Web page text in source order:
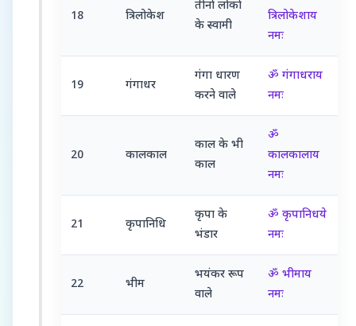
18 त्रिलोकेश
तीनों लोकों
के स्वामी
त्रिलोकेशाय
नमः
19 गंगाधर
गंगा धारण
करने वाले
ॐ गंगाधराय
नमः
20 कालकाल
काल के भी
काल
ॐ
कालकालाय
नमः
21 कृपानिधि
कृपा के
भंडार
ॐ कृपानिधये
नमः
22 भीम
भयंकर रूप
वाले
ॐ भीमाय
नमः